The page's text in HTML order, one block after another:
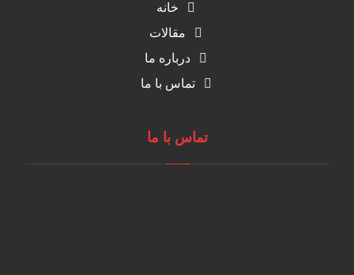
خانه
مقالات
درباره ما
تماس با ما
تماس با ما